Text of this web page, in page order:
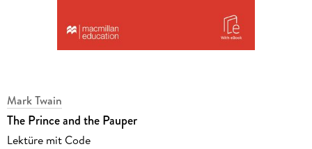
Mark Twain
The Prince and the Pauper
Lektüre mit Code